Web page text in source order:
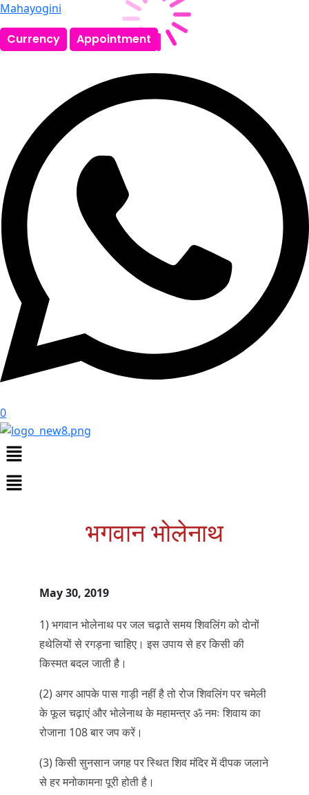
Mahayogini
Currency Appointment
0
Menu
Menu
भगवान भोलेनाथ
May 30, 2019
1) भगवान भोलेनाथ पर जल चढ़ाते समय शिवलिंग को दोनों
हथेलियों से रगड़ना चाहिए। इस उपाय से हर किसी की
किस्मत बदल जाती है।
(2) अगर आपके पास गाड़ी नहीं है तो रोज शिवलिंग पर चमेली
के फूल चढ़ाएं और भोलेनाथ के महामन्त्र ॐ नमः शिवाय का
रोजाना 108 बार जप करें।
(3) किसी सुनसान जगह पर स्थित शिव मंदिर में दीपक जलाने
से हर मनोकामना पूरी होती है।